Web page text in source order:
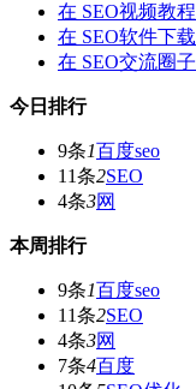
在 SEO视频教程
在 SEO软件下载
在 SEO交流圈子
今日排行
9条1百度seo
11条2SEO
4条3网
本周排行
9条1百度seo
11条2SEO
4条3网
7条4百度